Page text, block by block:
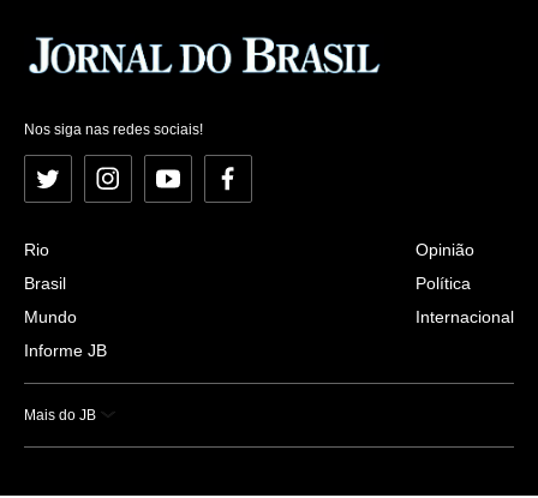
Nos siga nas redes sociais!
Twitter InstagramYouTubeFacebook
Rio
Brasil
Mundo
Informe JB
Opinião
Política
Internacional
Mais do JB
Esportes